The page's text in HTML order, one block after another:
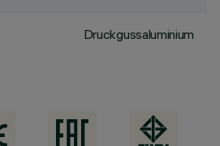
Druckgussaluminium